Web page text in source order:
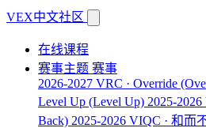
VEX中文社区
在线课程
赛事主题 赛事
2026-2027 VRC · Override
Level Up (Level Up) 2025-
Back) 2025-2026 VIQC · 和而